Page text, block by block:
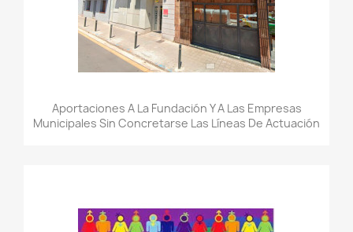
Aportaciones A La Fundación Y A Las Empresas
Municipales Sin Concretarse Las Líneas De Actuación